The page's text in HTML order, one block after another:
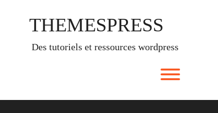
THEMESPRESS
des tutoriels et ressources wordpress